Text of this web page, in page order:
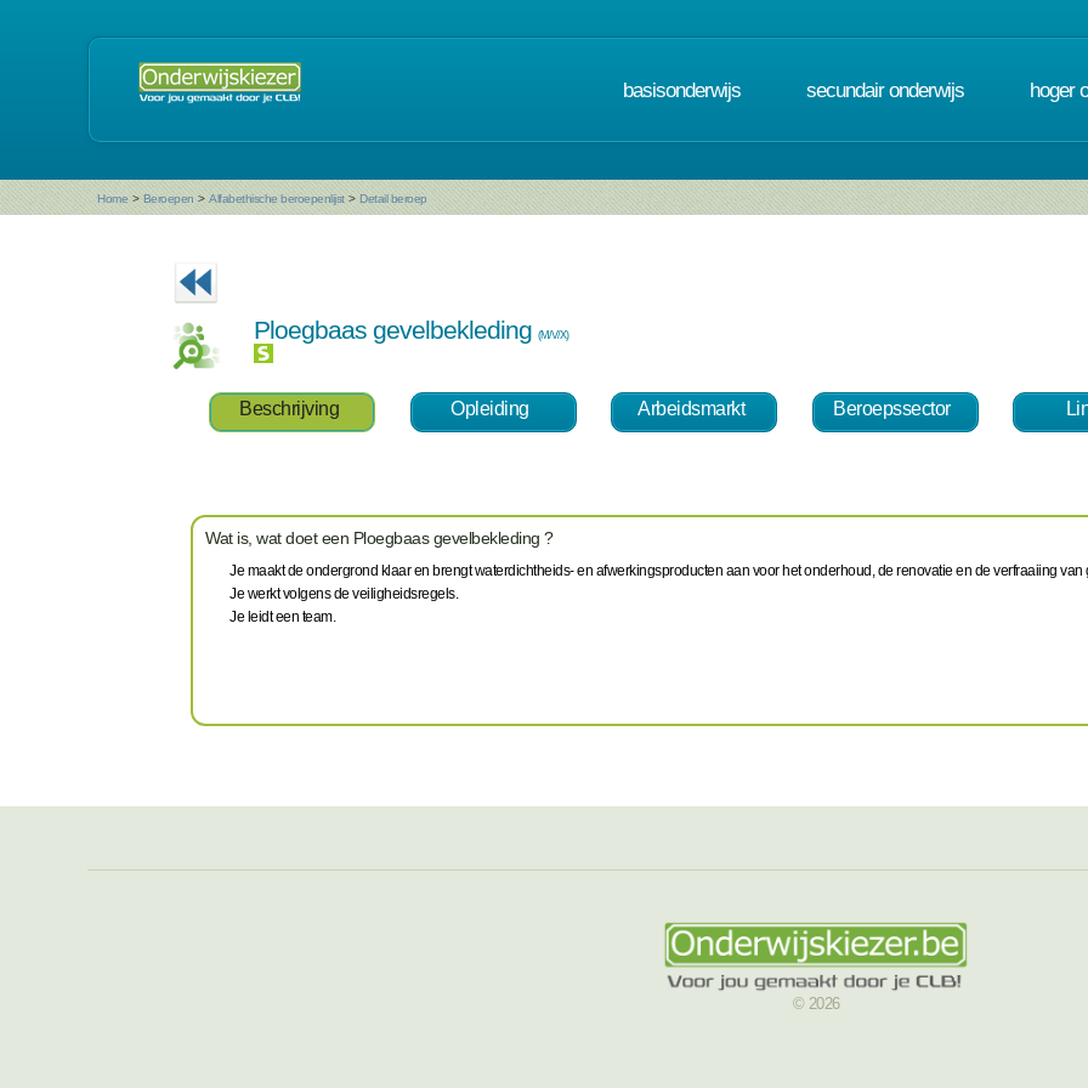
basisonderwijs secundair onderwijs hoger
Home > Beroepen > Alfabethische beroepenlijst > Detail beroep
Ploegbaas gevelbekleding (M/V/X)
Beschrijving Opleiding Arbeidsmarkt Beroepssector
Wat is, wat doet een Ploegbaas gevelbekleding ?
Je maakt de ondergrond klaar en brengt waterdichtheids- en afwerkingsproducten aan voor het onderhoud, de renovatie en de verfraaiing van
Je werkt volgens de veiligheidsregels.
Je leidt een team.
© 2026